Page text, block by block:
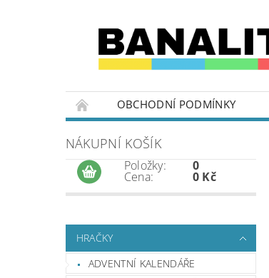
OBCHODNÍ PODMÍNKY
NÁKUPNÍ KOŠÍK
Položky:
Cena:
0
0 Kč
HRAČKY
ADVENTNÍ KALENDÁŘE